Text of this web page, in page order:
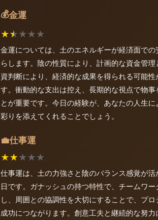
💰金運
★★★★★
金運については、土のエネルギーが経済面での
らします。陰の性質により、計画的な資金管
資判断により、経済的な成果を得られる可能性
す。衝動的な支出は控え、長期的な視点で物事
とが重要です。今日の経験が、あなたの人生に
彩りを添えてくれることでしょう。
💼仕事運
★★★★★
仕事運は、土の力強さと陰のバランス感覚が活
日です。ガナッシュの持つ特性で、チームワー
し、周囲との協調性を大切にすることで、プ
成功につながります。創意工夫と継続的な努力